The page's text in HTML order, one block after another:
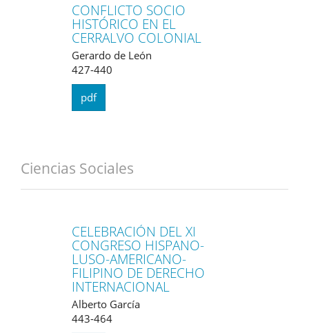
CONFLICTO SOCIO
HISTÓRICO EN EL
CERRALVO COLONIAL
Gerardo de León
427-440
pdf
Ciencias Sociales
CELEBRACIÓN DEL XI
CONGRESO HISPANO-
LUSO-AMERICANO-
FILIPINO DE DERECHO
INTERNACIONAL
Alberto García
443-464